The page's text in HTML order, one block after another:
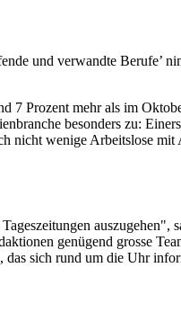
und verwandte Berufe’
7 Prozent mehr als im
besonders zu:
nicht wenige Arbeitslose
auszugehen",
genügend grosse
das sich rund um die Uhr